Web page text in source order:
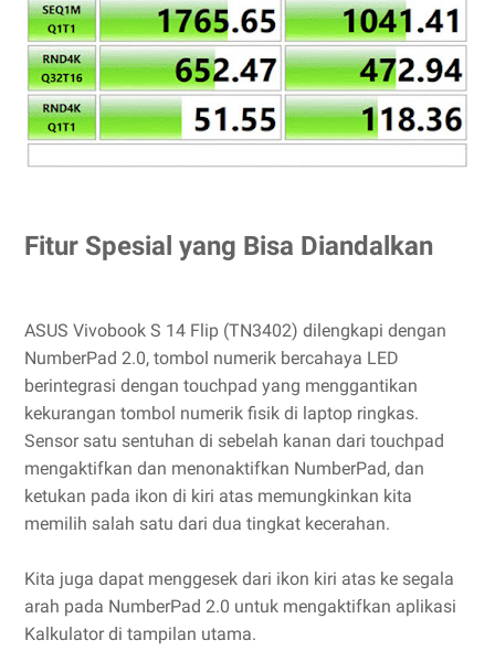
Fitur Spesial yang Bisa Diandalkan
ASUS Vivobook S 14 Flip (TN3402) dilengkapi dengan
NumberPad 2.0, tombol numerik bercahaya LED
berintegrasi dengan touchpad yang menggantikan
kekurangan tombol numerik fisik di laptop ringkas.
Sensor satu sentuhan di sebelah kanan dari touchpad
mengaktifkan dan menonaktifkan NumberPad, dan
ketukan pada ikon di kiri atas memungkinkan kita
memilih salah satu dari dua tingkat kecerahan.
Kita juga dapat menggesek dari ikon kiri atas ke segala
arah pada NumberPad 2.0 untuk mengaktifkan aplikasi
Kalkulator di tampilan utama.